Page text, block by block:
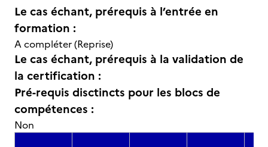
Le cas échant, prérequis à l’entrée en
formation :
A compléter (Reprise)
Le cas échant, prérequis à la validation de
la certification :
Pré-requis disctincts pour les blocs de
compétences :
Non